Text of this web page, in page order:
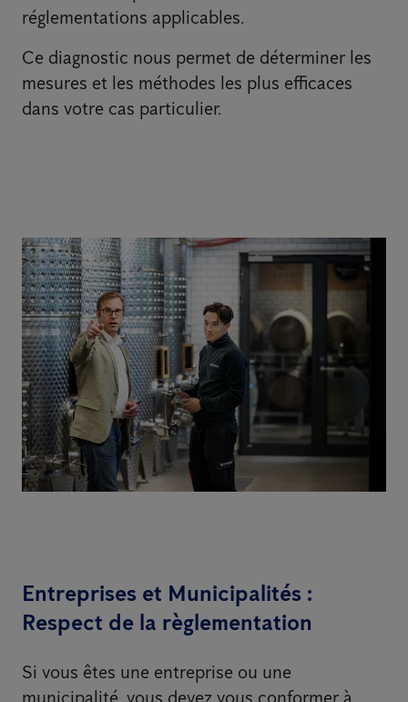
réglementations applicables.
Ce diagnostic nous permet de déterminer les
mesures et les méthodes les plus efficaces
dans votre cas particulier.
Entreprises et Municipalités :
Respect de la règlementation
Si vous êtes une entreprise ou une
municipalité, vous devez vous conformer à